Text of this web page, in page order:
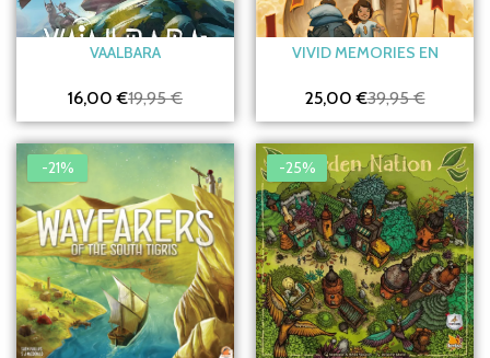
VAALBARA
16,00 €19,95 €
VIVID MEMORIES EN
25,00 €39,95 €
-21% -25%